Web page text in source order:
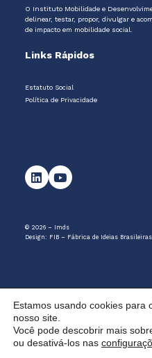
O Instituto Mobilidade e
delinear, testar, propor, divulgar e
de impacto em mobilidade social.
Links Rápidos
Estatuto Social
Política de Privacidade
© 2026 – Imds
Design: FIB – Fábrica de Ideias Brasileiras
Estamos usando cookies para
nosso site.
Você pode descobrir mais
ou desativá-los nas